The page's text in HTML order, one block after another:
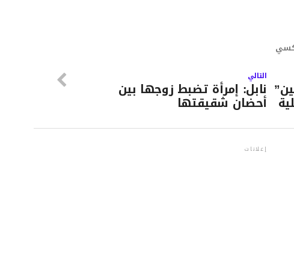
التالي
نابل: إمرأة تضبط زوجها بين
أحضان شقيقتها
إعلانات